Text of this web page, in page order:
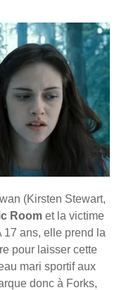
(Kirsten Stewart,
Room et la victime
17 ans, elle prend la
pour laisser cette
mari sportif aux
donc à Forks,